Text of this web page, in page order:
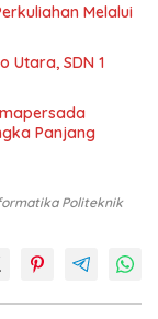
Melalui
Utara, SDN 1
Panjang
Politeknik